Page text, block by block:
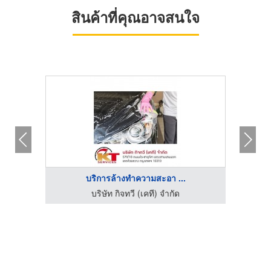
สินค้าที่คุณอาจสนใจ
บริการล้างทำความสะอา ...
บริษัท กิจทวี (เคที) จำกัด